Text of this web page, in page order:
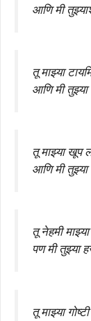
आणि मी
तू माझ्या
आणि मी
तू माझ्या खूप
आणि मी
तू नेहमी
पण मी तुझ्या
तू माझ्या